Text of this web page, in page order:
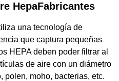
HepaFabricantes
una tecnología de
que captura pequeñas
HEPA deben poder filtrar al
de aire con un diámetro
polen, moho, bacterias, etc.